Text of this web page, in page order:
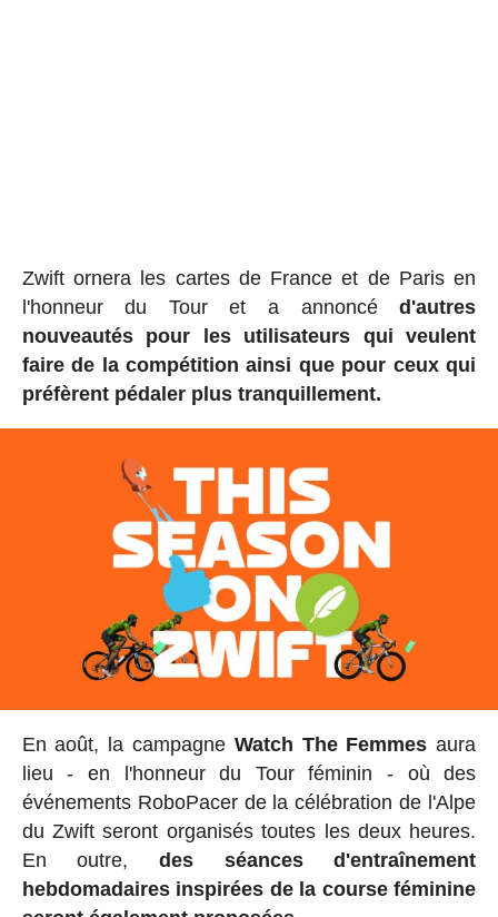
Zwift ornera les cartes de France et de Paris en
l'honneur du Tour et a annoncéd'autres
nouveautés pour les utilisateurs qui veulent
faire de la compétition ainsi que pour ceux qui
préfèrent pédaler plus tranquillement.
En août, la campagne Watch The Femmes aura
lieu - en l'honneur du Tour féminin - où des
événements RoboPacer de la célébration de l'Alpe
du Zwift seront organisés toutes les deux heures.
En outre, des séances d'entraînement
hebdomadaires inspirées de la course féminine